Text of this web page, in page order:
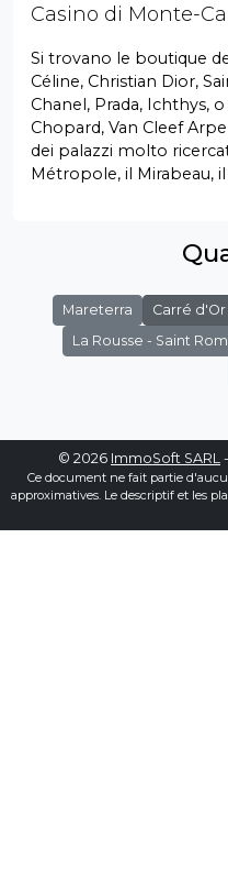
Casino di Monte-
Si trovano le boutique
Céline, Christian Dior,
Chanel, Prada, Ichthys,
Chopard, Van Cleef
dei palazzi molto
Métropole, il Mirabeau,
Mareterra Carré d'Or
La Rousse - Saint
© 2026 ImmoSoft SARL
Ce document ne fait partie
approximatives. Le descriptif et les